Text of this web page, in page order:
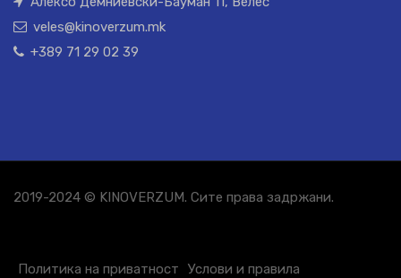
veles@kinoverzum.mk
+389 71 29 02 39
2019-2024 © KINOVERZUM. Сите права задржани.
Политика на приватност Услови и правила